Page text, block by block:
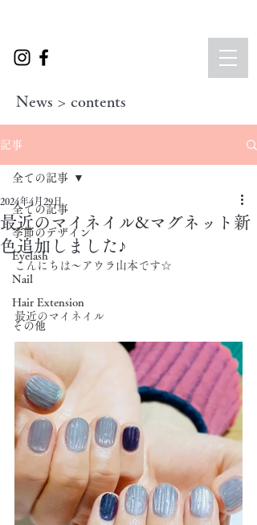
News > contents
記事
全ての記事
季節のデザイン
Eyelash
Nail
Hair Extension
その他
全ての記事
最近のマイネイル&マグネット新
色追加しました♪
2024年4月29日
こんにちは～アウラ山本です☆
最近のマイネイル